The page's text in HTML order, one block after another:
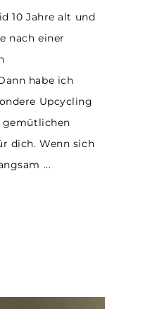
10 Jahre alt und
nach einer
habe ich
Upcycling
gemütlichen
dich. Wenn sich